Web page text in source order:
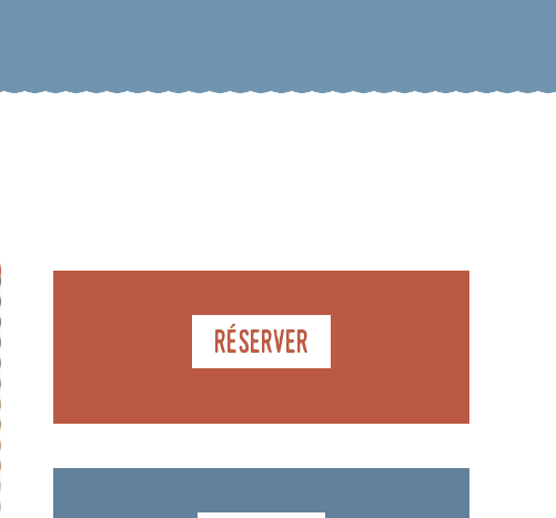
Réserver